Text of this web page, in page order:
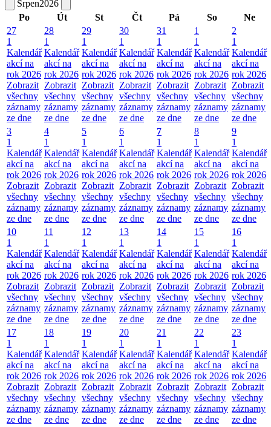
Srpen2026
Po
Út St Čt Pá So
Ne
27
1
Kalendář
akcí na
rok 2026
Zobrazit
všechny
záznamy
ze dne
28
1
Kalendář
akcí na
rok 2026
Zobrazit
všechny
záznamy
ze dne
29
1
Kalendář
akcí na
rok 2026
Zobrazit
všechny
záznamy
ze dne
30
1
Kalendář
akcí na
rok 2026
Zobrazit
všechny
záznamy
ze dne
31
1
Kalendář
akcí na
rok 2026
Zobrazit
všechny
záznamy
ze dne
1
1
Kalendář
akcí na
rok 2026
Zobrazit
všechny
záznamy
ze dne
2
1
Kalendář
akcí na
rok 2026
Zobrazit
všechny
záznamy
ze dne
3
1
Kalendář
akcí na
rok 2026
Zobrazit
všechny
záznamy
ze dne
4
1
Kalendář
akcí na
rok 2026
Zobrazit
všechny
záznamy
ze dne
5
1
Kalendář
akcí na
rok 2026
Zobrazit
všechny
záznamy
ze dne
6
1
Kalendář
akcí na
rok 2026
Zobrazit
všechny
záznamy
ze dne
7
1
Kalendář
akcí na
rok 2026
Zobrazit
všechny
záznamy
ze dne
8
1
Kalendář
akcí na
rok 2026
Zobrazit
všechny
záznamy
ze dne
9
1
Kalendář
akcí na
rok 2026
Zobrazit
všechny
záznamy
ze dne
10
1
Kalendář
akcí na
rok 2026
Zobrazit
všechny
záznamy
ze dne
11
1
Kalendář
akcí na
rok 2026
Zobrazit
všechny
záznamy
ze dne
12
1
Kalendář
akcí na
rok 2026
Zobrazit
všechny
záznamy
ze dne
13
1
Kalendář
akcí na
rok 2026
Zobrazit
všechny
záznamy
ze dne
14
1
Kalendář
akcí na
rok 2026
Zobrazit
všechny
záznamy
ze dne
15
1
Kalendář
akcí na
rok 2026
Zobrazit
všechny
záznamy
ze dne
16
1
Kalendář
akcí na
rok 2026
Zobrazit
všechny
záznamy
ze dne
17
1
Kalendář
akcí na
rok 2026
Zobrazit
všechny
záznamy
ze dne
18
1
Kalendář
akcí na
rok 2026
Zobrazit
všechny
záznamy
ze dne
19
1
Kalendář
akcí na
rok 2026
Zobrazit
všechny
záznamy
ze dne
20
1
Kalendář
akcí na
rok 2026
Zobrazit
všechny
záznamy
ze dne
21
1
Kalendář
akcí na
rok 2026
Zobrazit
všechny
záznamy
ze dne
22
1
Kalendář
akcí na
rok 2026
Zobrazit
všechny
záznamy
ze dne
23
1
Kalendář
akcí na
rok 2026
Zobrazit
všechny
záznamy
ze dne